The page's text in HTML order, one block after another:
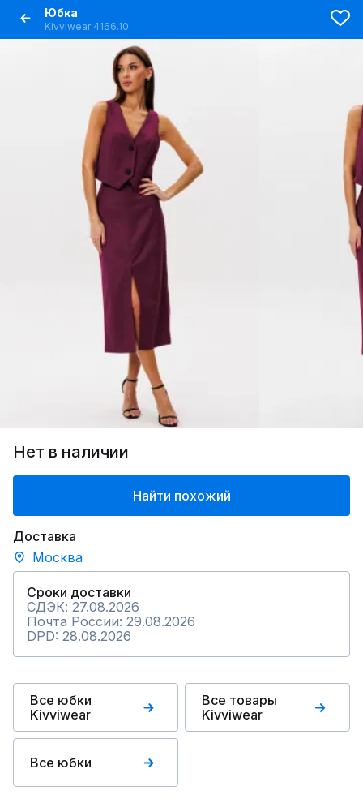
Юбка
Kivviwear 4166.10
Нет в наличии
Найти похожий
Доставка
Москва
Сроки доставки
СДЭК: 27.08.2026
Почта России: 29.08.2026
DPD: 28.08.2026
Все юбки
Kivviwear
Все товары
Kivviwear
Все юбки